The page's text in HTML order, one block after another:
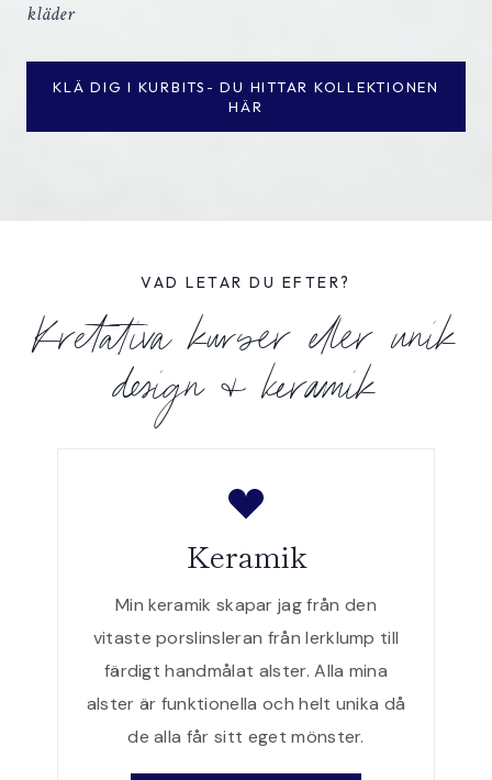
kläder
KLÄ DIG I KURBITS- DU HITTAR KOLLEKTIONEN
HÄR
VAD LETAR DU EFTER?
Kretativa kurser eller unik
design & keramik
Keramik
Min keramik skapar jag från den
vitaste porslinsleran från lerklump till
färdigt handmålat alster. Alla mina
alster är funktionella och helt unika då
de alla får sitt eget mönster.